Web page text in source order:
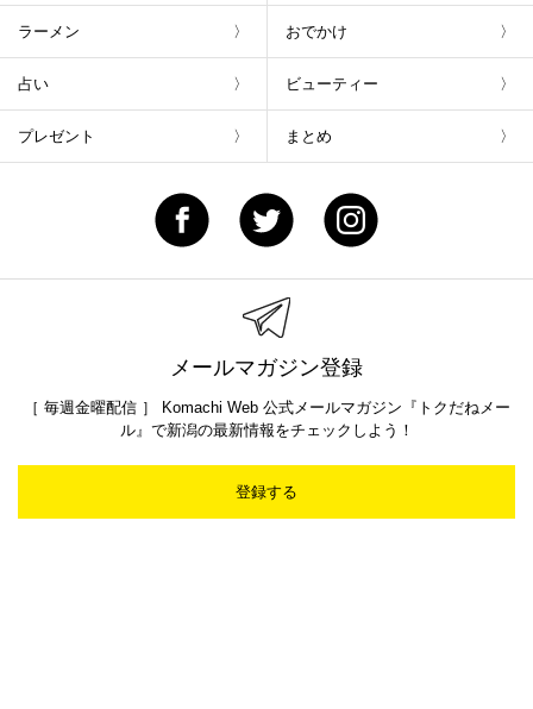
ラーメン おでかけ
占い ビューティー
プレゼント まとめ
メールマガジン登録
［ 毎週金曜配信 ］ Komachi Web 公式メールマガジン『トクだねメー
ル』で新潟の最新情報をチェックしよう！
登録する